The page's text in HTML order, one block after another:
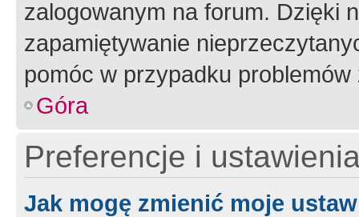
zalogowanym na forum. Dzięki
zapamiętywanie
pomóc w przypadku
Góra
Preferencje i
Jak mogę zmienić moje